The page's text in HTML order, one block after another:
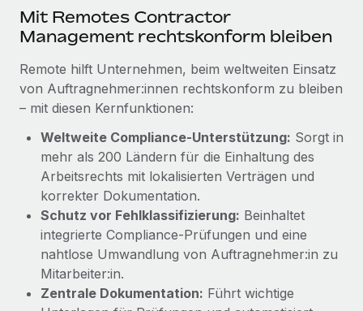
Globale Bereitstellung und Verfolgung von IT-
Geräten
Gründung von Niederlassungen
Schnelle, rechtssichere Gründung von
Niederlassungen
Mobilität und Relocation
Mühelose Relocation von Mitarbeiter:innen
Benefits
Mühelose Verwaltung von Benefits
Mehr erfahren
Strategische Partnerschaft zwischen
Reverse Tech und Remote für Contractor
Management und Payroll
Wellness-Startup Reverse Tech hat das globale...
Mehr erfahren
EOR und PEO
Contractor Management
Den Blog erkunden
Neues zu Remote-Produkten: Integration mit
Gusto und Zero und Contractor Management
Plus
Auch im neuen Jahr wollen wir bei Remote Unternehmen
aller Größen dabei unterstützen, die beste...
Mit Remotes Contractor
Management rechtskonform bleiben
Remote hilft Unternehmen, beim weltweiten Einsatz
von Auftragnehmer:innen rechtskonform zu bleiben
– mit diesen Kernfunktionen:
Weltweite Compliance-Unterstützung: Sorgt in
mehr als 200 Ländern für die Einhaltung des
Arbeitsrechts mit lokalisierten Verträgen und
korrekter Dokumentation.
Schutz vor Fehlklassifizierung: Beinhaltet
integrierte Compliance-Prüfungen und eine
nahtlose Umwandlung von Auftragnehmer:in zu
Mitarbeiter:in.
Zentrale Dokumentation: Führt wichtige